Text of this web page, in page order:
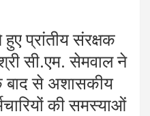
प्रांतीय संरक्षक
सी.एम. सेमवाल ने
से अशासकीय
की समस्याओं